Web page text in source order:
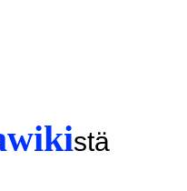
stä